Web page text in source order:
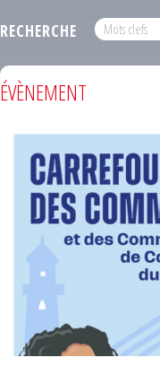
RECHERCHE
ÉVÈNEMENT